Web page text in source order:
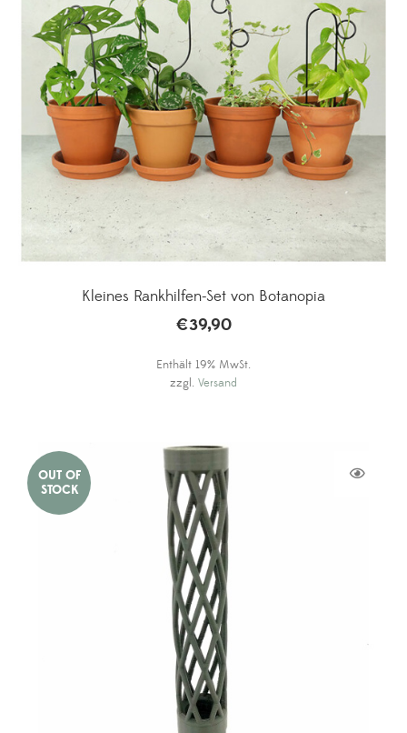
Kleines Rankhilfen-Set von Botanopia
€39,90
Enthält 19% MwSt.
zzgl. Versand